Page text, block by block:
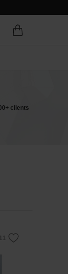
clients